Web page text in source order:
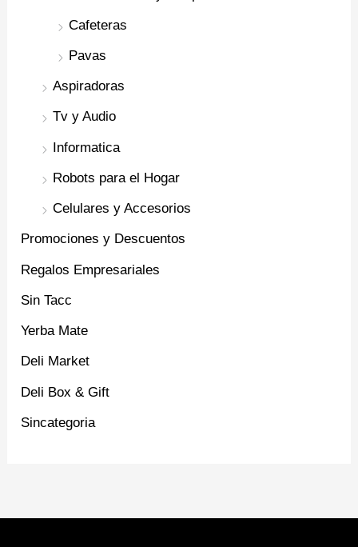
Cafeteras
Pavas
Aspiradoras
Tv y Audio
Informatica
Robots para el Hogar
Celulares y Accesorios
Promociones y Descuentos
Regalos Empresariales
Sin Tacc
Yerba Mate
Deli Market
Deli Box & Gift
Sincategoria